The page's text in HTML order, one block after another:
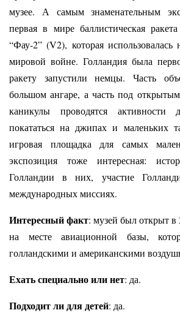
музее. А самым знаменательным
первая в мире баллистическая
“Фау-2” (V2), которая
мировой войне. Голландия была
ракету запустили немцы. Часть
большом ангаре, а часть под
каникулы проводятся
покататься на джипах и маленьких
игровая площадка для самых
экспозиция тоже интересная:
Голландии в них, участие
международных миссиях.
Интересный факт: музей был открыт в
на месте авиационной базы,
голландскими и американскими
Ехать специально или нет: да.
Подходит ли для детей: да.